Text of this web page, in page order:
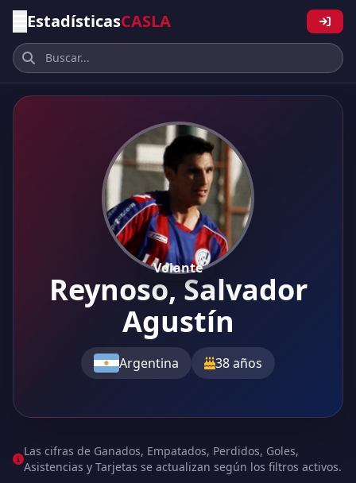
EstadísticasCASLA
Volante
Reynoso, Salvador
Agustín
Argentina 38 años
Las cifras de Ganados, Empatados, Perdidos, Goles,
Asistencias y Tarjetas se actualizan según los filtros activos.